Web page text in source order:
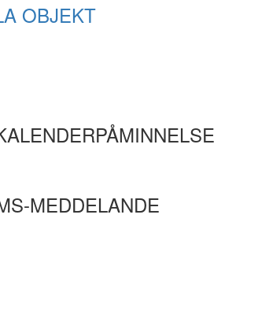
OBJEKT
MEDDELANDE